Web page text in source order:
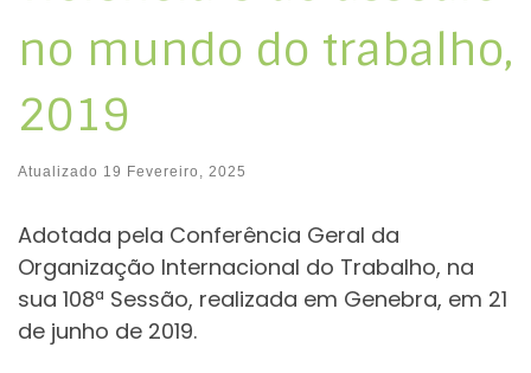
no mundo do trabalho,
2019
Atualizado 19 Fevereiro, 2025
Adotada pela Conferência Geral da
Organização Internacional do Trabalho, na
sua 108ª Sessão, realizada em Genebra, em 21
de junho de 2019.